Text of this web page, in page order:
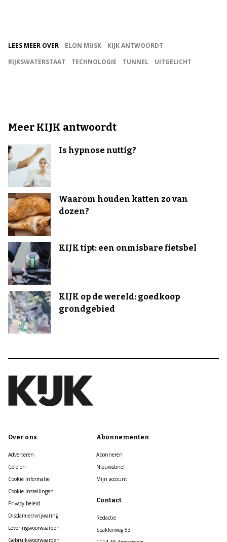
LEES MEER OVER ELON MUSK
KIJK ANTWOORDT
RIJKSWATERSTAAT
TECHNOLOGIE TUNNEL UITGELICHT
Meer KIJK antwoordt
Is hypnose nuttig?
Waarom houden katten zo van
dozen?
KIJK tipt: een onmisbare fietsbel
KIJK op de wereld: goedkoop
grondgebied
Over ons
Adverteren
Colofon
Cookie informatie
Cookie Instellingen
Privacy beleid
Disclaimer/vrijwaring
Leveringsvoorwaarden
Gebruiksvoorwaarden
Abonnementen
Abonneren
Nieuwsbrief
Mijn account
Contact
Redactie
Spaklerweg 53